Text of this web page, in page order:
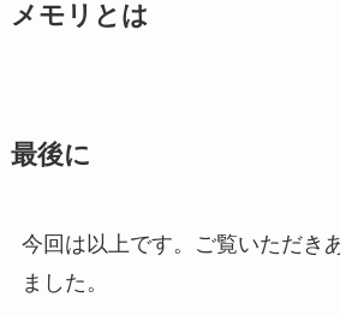
メモリとは
最後に
今回は以上です。ご覧いただき
ました。